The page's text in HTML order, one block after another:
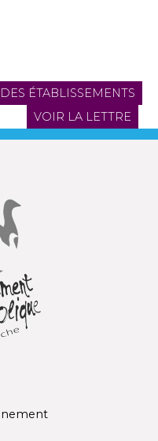
ÉTABLISSEMENTS
VOIR LA LETTRE